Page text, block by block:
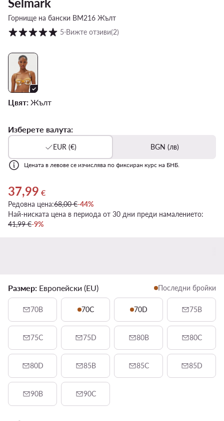
Горнище на бански BM216 Жълт
Оценка на клиентите в скала от 1 до 5
5⋅Вижте отзиви(2)
Цвят: Жълт
Изберете валута:
EUR (€) BGN (лв)
Цената в левове се изчислява по фиксиран курс на БНБ.
Актуална цена 37,99 €
37,99 €
Редовна цена:68,00 €-44%
Най-ниската цена в периода от 30 дни преди намалението:
41,99 €-9%
Размер: Европейски (EU) Последни бройки
70B 70C 70D 75B
75C 75D 80B 80C
80D 85B 85C 85D
90B 90C